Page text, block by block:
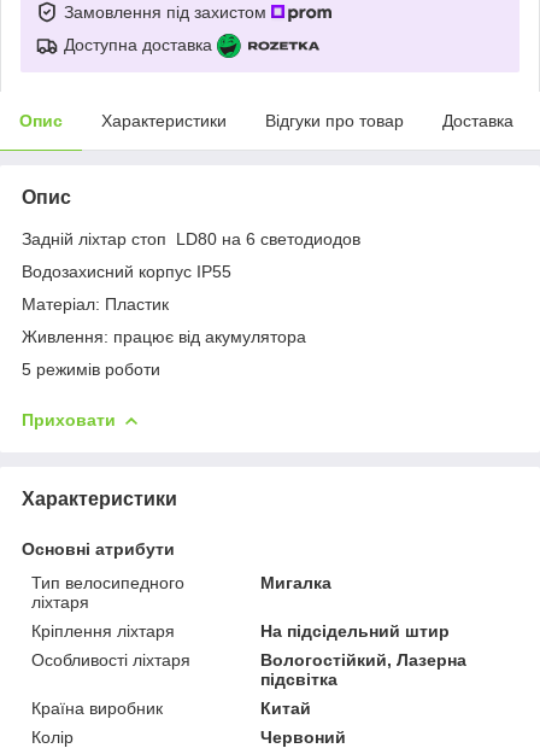
Замовлення під захистом
Доступна доставка
Опис Характеристики Відгуки про товар Доставка
Опис
Задній ліхтар стоп LD80 на 6 светодиодов
Водозахисний корпус IP55
Матеріал: Пластик
Живлення: працює від акумулятора
5 режимів роботи
Приховати
Характеристики
Основні атрибути
Тип велосипедного
ліхтаря
Мигалка
Кріплення ліхтаря
На підсідельний штир
Особливості ліхтаря
Вологостійкий, Лазерна
підсвітка
Країна виробник
Китай
Колір
Червоний